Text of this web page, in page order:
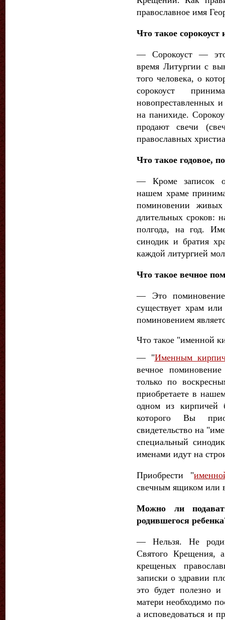
православное имя
Что такое сорокоуст
— Сорокоуст — это
время Литургии с
того человека, о
сорокоуст
новопреставленных
на панихиде.
продают свечи
православных
Что такое годовое,
— Кроме записок
нашем храме
поминовении
длительных сроков:
полгода, на год.
синодик и братия
каждой литургией
Что такое вечное
— Это
существует храм
поминовением
Что такое "именной
— "Именным
вечное
только по
приобретаете в
одном из кирпичей
которого Вы
свидетельство на
специальный
именами идут на
Приобрести "
свечным ящиком или
Можно ли
родившегося
— Нельзя. Не
Святого Крещения,
крещеных
записки о здравии
это будет полезно
матери необходимо
а исповедоваться и